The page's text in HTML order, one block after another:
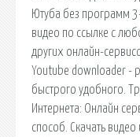
Ютуба без программ
видео по ссылке с
других онлайн-
Youtube downloader -
быстрого удобного.
Интернета: Онлайн
способ. Скачать